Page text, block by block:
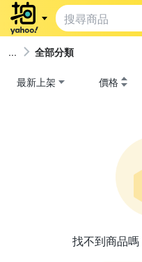
全部分類
最新上架 價格
找不到商品嗎